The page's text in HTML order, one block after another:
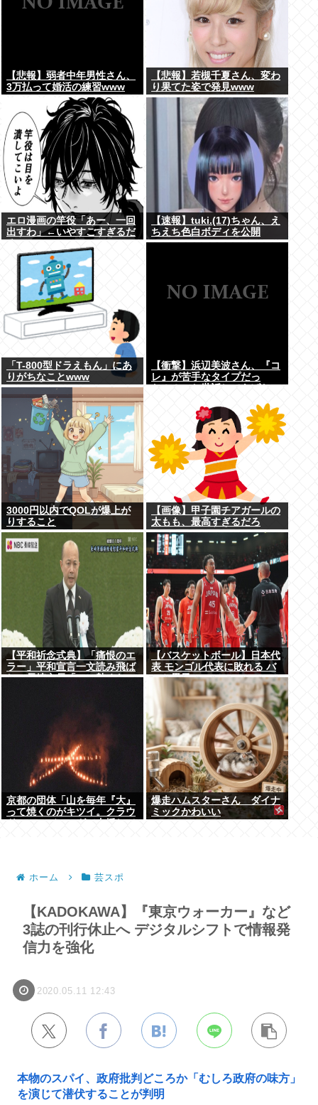
【悲報】弱者中年男性さん、
3万払って婚活の練習www
【悲報】若槻千夏さん、変わ
り果てた姿で発見www
エロ漫画の竿役「あー、一回
出すわ」←いやすごすぎるだ
【速報】tuki.(17)ちゃん、え
ちえち色白ボディを公開
www
「T-800型ドラえもん」にあ
りがちなことwww
【衝撃】浜辺美波さん、『コ
レ』が苦手なタイプだっ
w w w w w w w w
3000円以内でQOLが爆上が
りすること
【画像】甲子園チアガールの
太もも、最高すぎるだろ
www
【平和祈念式典】「痛恨のエ
ラー」平和宣言一文読み飛ば
し…長崎市長「つい熱くなっ
【バスケットボール】日本代
表 モンゴル代表に敗れる バ
スケ男子
京都の団体「山を毎年『大』
って焼くのがキツイ。クラウ
爆走ハムスターさん ダイナ
ミックかわいい
ホーム 芸スポ
【KADOKAWA】『東京ウォーカー』など
3誌の刊行休止へ デジタルシフトで情報発
信力を強化
2020.05.11 12:43
本物のスパイ、政府批判どころか「むしろ政府の味方」
を演じて潜伏することが判明